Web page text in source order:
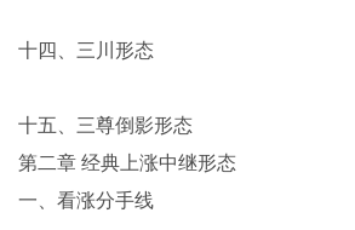
十四、三川形态
十五、三尊倒影形态
第二章 经典上涨中继形态
一、看涨分手线